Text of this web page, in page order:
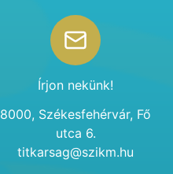
Írjon nekünk!
8000, Székesfehérvár, Fő
utca 6.
titkarsag@szikm.hu